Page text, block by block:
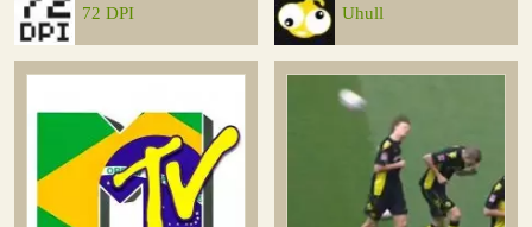
72 DPI Uhull